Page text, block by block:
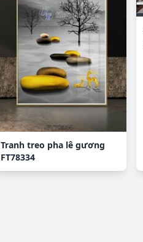
Tranh treo pha lê gương
FT78334